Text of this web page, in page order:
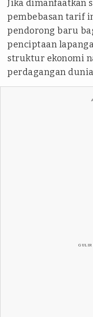
Jika dimanfaatkan
pembebasan tarif
pendorong baru
penciptaan
struktur ekonomi
perdagangan
GULIR